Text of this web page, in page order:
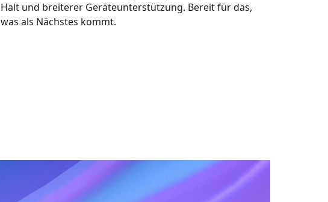
Halt und breiterer Geräteunterstützung. Bereit für das,
was als Nächstes kommt.